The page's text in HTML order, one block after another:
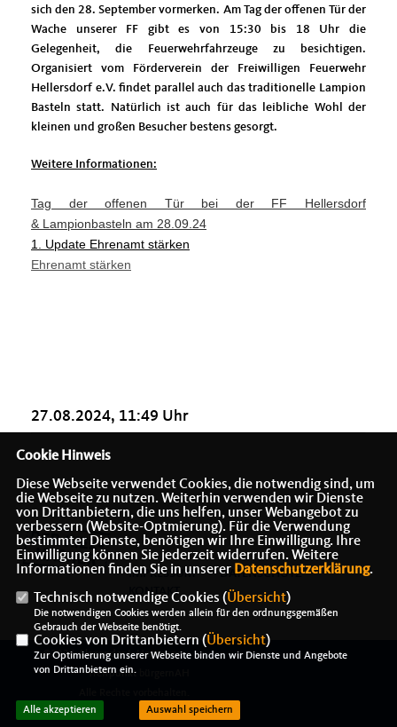
sich den 28. September vormerken. Am Tag der offenen Tür der
Wache unserer FF gibt es von 15:30 bis 18 Uhr die
Gelegenheit, die Feuerwehrfahrzeuge zu besichtigen.
Organisiert vom Förderverein der Freiwilligen Feuerwehr
Hellersdorf e.V. findet parallel auch das traditionelle Lampion
Basteln statt. Natürlich ist auch für das leibliche Wohl der
kleinen und großen Besucher bestens gesorgt.
Weitere Informationen:
Tag der offenen Tür bei der FF Hellersdorf
& Lampionbasteln am 28.09.24
1. Update Ehrenamt stärken
Ehrenamt stärken
27.08.2024, 11:49 Uhr
IMPRESSUM
DATENSCHUTZ
KONTAKT
@2026 Alexander J. Herrmann -
Treffpunkt bürgernAH
Cookie Hinweis
Diese Webseite verwendet Cookies, die notwendig sind, um
die Webseite zu nutzen. Weiterhin verwenden wir Dienste
von Drittanbietern, die uns helfen, unser Webangebot zu
verbessern (Website-Optmierung). Für die Verwendung
bestimmter Dienste, benötigen wir Ihre Einwilligung. Ihre
Einwilligung können Sie jederzeit widerrufen. Weitere
Informationen finden Sie in unserer Datenschutzerklärung.
Technisch notwendige Cookies (Übersicht)
Die notwendigen Cookies werden allein für den ordnungsgemäßen
Gebrauch der Webseite benötigt.
Cookies von Drittanbietern (Übersicht)
Zur Optimierung unserer Webseite binden wir Dienste und Angebote
von Drittanbietern ein.
Alle akzeptieren Auswahl speichern